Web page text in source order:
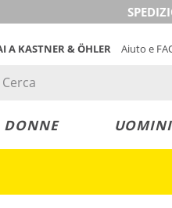
A KASTNER & ÖHLER Aiuto e
DONNE UOMINI